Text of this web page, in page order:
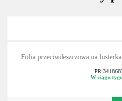
Folia przeciwdeszczowa na
PR-
W ciągu